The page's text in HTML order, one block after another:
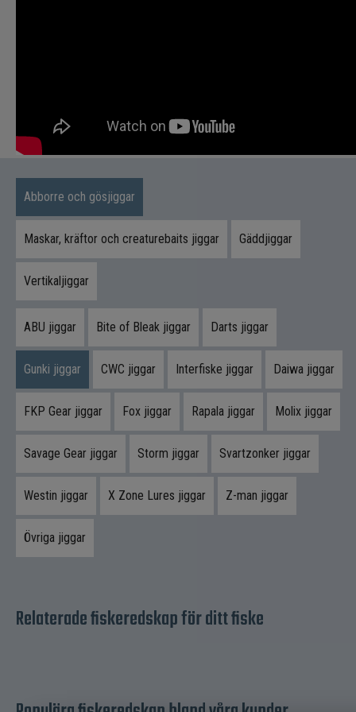
10,5 cm är ett skolboksexempel på detta.
Stark, huggutlösande rullande gång
Mycket stabil presentation i vattnet
Extremt effektiv för abborre och gös
Innehåll i paketet
Antal beten 1 st shadjigg
Längd 10,5 cm 13,2gram
Typ Shadjigg
Målart Abborre, gös, gädda
Varumärke Gunki
Abborre och gösjiggar
Maskar, kräftor och creaturebaits jiggar Gäddjiggar
Vertikaljiggar
ABU jiggar Bite of Bleak jiggar Darts jiggar
Gunki jiggar CWC jiggar Interfiske jiggar Daiwa jiggar
FKP Gear jiggar Fox jiggar Rapala jiggar Molix jiggar
Savage Gear jiggar Storm jiggar Svartzonker jiggar
Westin jiggar X Zone Lures jiggar Z-man jiggar
Övriga jiggar
Relaterade fiskeredskap för ditt fiske